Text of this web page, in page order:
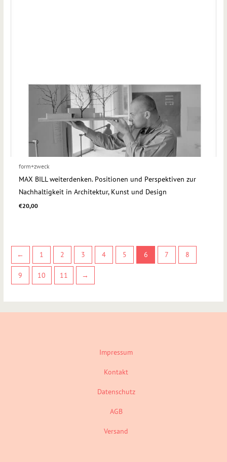
form+zweck
MAX BILL weiterdenken. Positionen und Perspektiven zur
Nachhaltigkeit in Architektur, Kunst und Design
€20,00
← 1 2 3 4 5 6 7 8
9 10 11 →
Impressum
Kontakt
Datenschutz
AGB
Versand